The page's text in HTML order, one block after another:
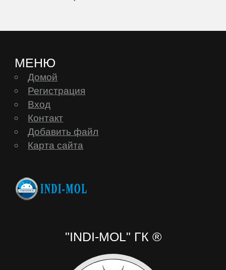
МЕНЮ
Домой
Регистрация
Вход
Контакт
Добавить файл
Карта сайта
"INDI-MOL" ГК ®